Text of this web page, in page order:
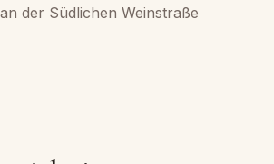
der Südlichen Weinstraße